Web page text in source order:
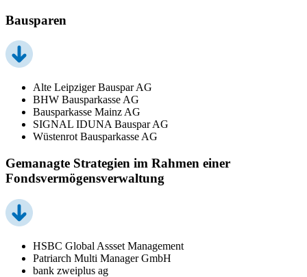
Bausparen
Alte Leipziger Bauspar AG
BHW Bausparkasse AG
Bausparkasse Mainz AG
SIGNAL IDUNA Bauspar AG
Wüstenrot Bausparkasse AG
Gemanagte Strategien im Rahmen einer
Fondsvermögensverwaltung
HSBC Global Assset Management
Patriarch Multi Manager GmbH
bank zweiplus ag